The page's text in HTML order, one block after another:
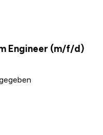
Engineer (m/f/d)